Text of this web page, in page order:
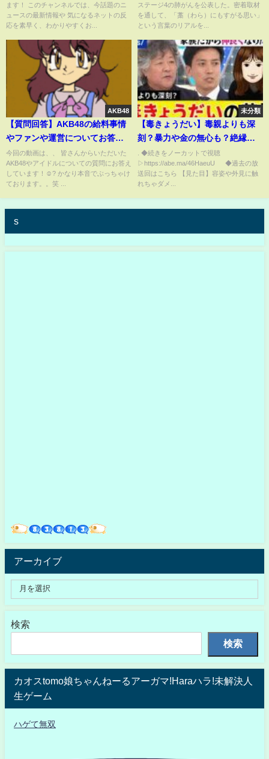
ます！ このチャンネルでは、今話題のニ
ュースの最新情報や 気になるネットの反
応を素早く、わかりやすくお...
(ABEMA TIMES)
ステージ4の肺がんを公表した。密着取材
を通して、「藁（わら）にもすがる思い」
という言葉のリアルを...
AKB48
【質問回答】AKB48の給料事情
やファンや運営についてお答え
します！
今回の動画は、、 皆さんからいただいた
AKB48やアイドルについての質問にお答え
しています！☺️? かなり本音でぶっちゃけ
ております。。笑 ...
未分類
【毒きょうだい】毒親よりも深
刻？暴力や金の無心も？絶縁は
ムリ？縛られ続ける人間関係と
は？当事者が明かす苦悩｜アベ
プラ
. ◆続きをノーカットで視聴
▷https://abe.ma/46HaeuU ◆過去の放
送回はこちら 【見た目】容姿や外見に触
れちゃダメ...
s
アーカイブ
検索
検索
カオスtomo娘ちゃんねーるアーガマ!Haraハラ!未解決人
生ゲーム
ハゲて無双